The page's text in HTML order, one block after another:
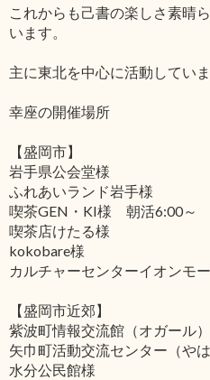
これからも己書の楽しさ素晴
います。
主に東北を中心に活動していま
幸座の開催場所
【盛岡市】
岩手県公会堂様
ふれあいランド岩手様
喫茶GEN・KI様 朝活6:00～
喫茶店けたる様
kokobare様
カルチャーセンターイオンモ
【盛岡市近郊】
紫波町情報交流館（オガール
矢巾町活動交流センター（や
水分公民館様